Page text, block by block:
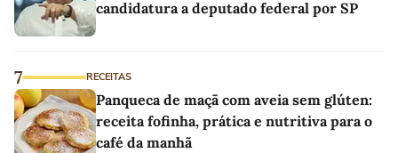
candidatura a deputado federal por SP
7 RECEITAS
Panqueca de maçã com aveia sem glúten:
receita fofinha, prática e nutritiva para o
café da manhã